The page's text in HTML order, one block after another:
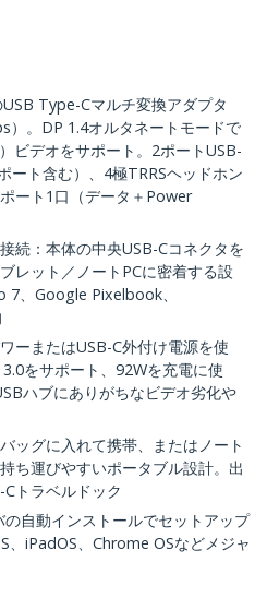
Type-Cマルチ変換アダプタ
）。DP 1.4オルタネートモードで
ビデオをサポート。2ポートUSB-
ート含む）、4極TRRSヘッドホン
ート1口（データ＋Power
続：本体の中央USB-Cコネクタを
レット／ノートPCに密着する設
7、Google Pixelbook、
ーまたはUSB-C外付け電源を使
をサポート、92Wを充電に使
ハブにありがちなビデオ劣化や
ッグに入れて携帯、またはノート
ち運びやすいポータブル設計。出
トラベルドック
自動インストールでセットアップ
iPadOS、Chrome OSなどメジャ